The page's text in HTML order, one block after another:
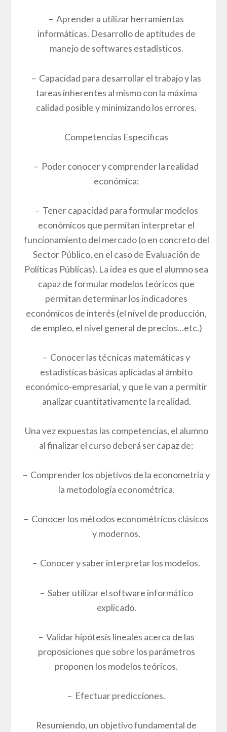
– Aprender a utilizar herramientas
informáticas. Desarrollo de aptitudes de
manejo de softwares estadísticos.
– Capacidad para desarrollar el trabajo y las
tareas inherentes al mismo con la máxima
calidad posible y minimizando los errores.
Competencias Específicas
– Poder conocer y comprender la realidad
económica:
– Tener capacidad para formular modelos
económicos que permitan interpretar el
funcionamiento del mercado (o en concreto del
Sector Público, en el caso de Evaluación de
Políticas Públicas). La idea es que el alumno sea
capaz de formular modelos teóricos que
permitan determinar los indicadores
económicos de interés (el nivel de producción,
de empleo, el nivel general de precios…etc.)
– Conocer las técnicas matemáticas y
estadísticas básicas aplicadas al ámbito
económico-empresarial, y que le van a permitir
analizar cuantitativamente la realidad.
Una vez expuestas las competencias, el alumno
al finalizar el curso deberá ser capaz de:
– Comprender los objetivos de la econometría y
la metodología econométrica.
– Conocer los métodos econométricos clásicos
y modernos.
– Conocer y saber interpretar los modelos.
– Saber utilizar el software informático
explicado.
– Validar hipótesis lineales acerca de las
proposiciones que sobre los parámetros
proponen los modelos teóricos.
– Efectuar predicciones.
Resumiendo, un objetivo fundamental de